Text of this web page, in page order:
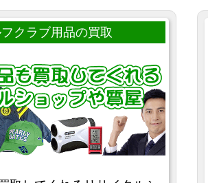
クラブ用品の買取